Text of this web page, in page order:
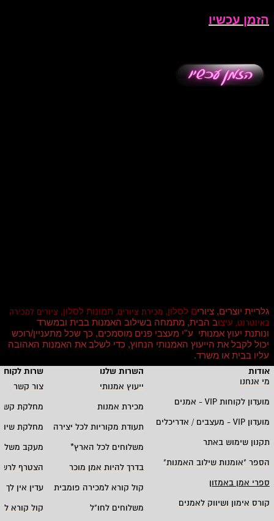
הזמן עכשיו
גלריית יוצרים, ציורים לסלון, מכירת ציורים, תמונות לסלון, ציורים למכירה
באינטרנט, עיצוב הבית, מתמחה בשילוב האמנות בבית ובמשרד
ונותנת יעוץ אמנותי ע''י מעצבי פנים מוסמכים, כך שכל מתעניין/רוכש
יכול לקבל את הייעוץ האמנותי הנחוץ, כדי לשלב את האמנות האהובה
עליו בבית או משרד.
אודות השרות שלנו
שרות
מי אנחנו
ייעוץ אמנותי
צור קשר
מועדון לקוחותVIP - אמנים מכירת אמנות
מחלקת
מועדון
מעצבים / אדריכלים תעודת מקוריות לכל יצירה
מחלקת
תקנון שימוש באתר
משלוחים לכל הארץ*
מעקב
הספר "אומנות שילוב האמנות" בדרך להיות אמן מוכר
הצטרף
ספרי אמן באמזון
קול קורא למכירה פומבית
עדין אין לך
קורס אימון ושיווק לאמנים
משלוחים לחו"ל קול קורא